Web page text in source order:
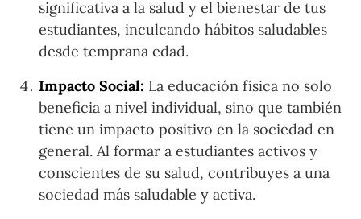
significativa a la salud y el bienestar de tus
estudiantes, inculcando hábitos saludables
desde temprana edad.
Impacto Social: La educación física no solo
beneficia a nivel individual, sino que también
tiene un impacto positivo en la sociedad en
general. Al formar a estudiantes activos y
conscientes de su salud, contribuyes a una
sociedad más saludable y activa.